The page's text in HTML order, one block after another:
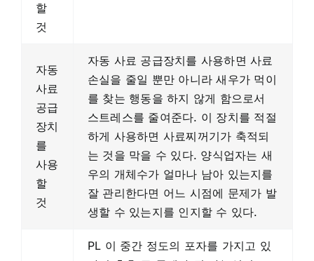
할
것
자동
사료
공급
장치
를
사용
할
것
자동 사료 공급장치를 사용하면 사료
손실을 줄일 뿐만 아니라 새우가 먹이
를 찾는 행동을 하지 않게 함으로서
스트레스를 줄여준다. 이 장치를 적절
하게 사용하면 사료찌꺼기가 축적되
는 것을 막을 수 있다. 양식업자는 새
우의 개체수가 얼마나 남아 있는지를
잘 관리한다면 어느 시점에 문제가 발
생할 수 있는지를 인지할 수 있다.
PL 이 중간 정도의 포자를 가지고 있